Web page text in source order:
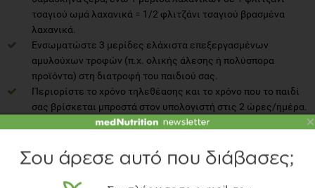
τσαγιού ωμά λαχανικά = 1/2 φλιτζάνι τσαγιού βρασμένα
λαχανικά.
Ενσωματώστε 3 μερίδες ελάχιστα επεξεργασμένων
αμυλούχων τροφών (π.χ. ολικής άλεσης ή πολύσπορα
προϊόντα) στη διατροφή του παιδιού σας.
Περιορίστε το χρόνο τηλεθέασης και το χρόνο που το παιδί
σας βρίσκεται μπροστά στον υπολογιστή στις 2 ώρες/ημέρα.
Δοκιμάστε να το εντάξετε σε ομαδικά παιχνίδια με φίλους.
άσκηση π.χ. περπάτημα τουλάχιστον 30 λεπτά καθημερινά
συνεχόμενά ή διακεκομμένα οικογενειακώς.
×